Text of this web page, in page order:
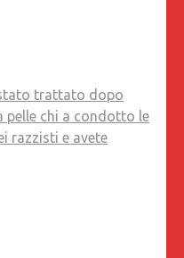
trattato dopo
pelle chi a condotto le
razzisti e avete